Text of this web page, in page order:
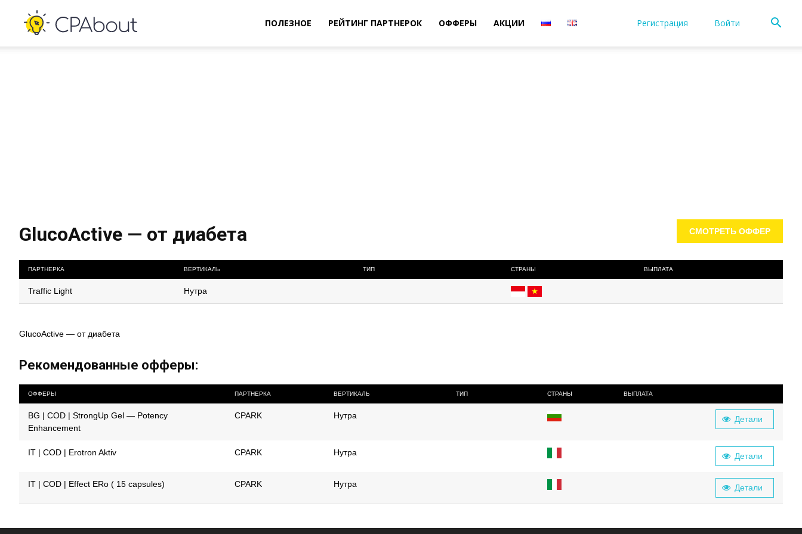
ПОЛЕЗНОЕ РЕЙТИНГ ПАРТНЕРОК ОФФЕРЫ АКЦИИ Регистрация Войти
GlucoActive — от диабета СМОТРЕТЬ ОФФЕР
ПАРТНЕРКА ВЕРТИКАЛЬ ТИП СТРАНЫ ВЫПЛАТА
Traffic Light Нутра
GlucoActive — от диабета
Рекомендованные офферы:
ОФФЕРЫ ПАРТНЕРКА ВЕРТИКАЛЬ ТИП СТРАНЫ ВЫПЛАТА
BG | COD | StrongUp Gel — Potency
Enhancement
CPARK Нутра Детали
IT | COD | Erotron Aktiv CPARK Нутра Детали
IT | COD | Effect ERo ( 15 capsules) CPARK Нутра Детали